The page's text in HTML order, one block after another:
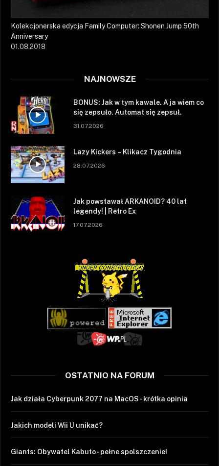
Kolekcjonerska edycja Family Computer: Shonen Jump 50th
Anniversary
01.08.2018
NAJNOWSZE
BONUS: Jak w tym kawale. A ja wiem co
się zepsuło. Automat się zepsuł.
31.07.2026
Lazy Kickers – Klikacz Tygodnia
28.07.2026
Jak powstawał ARKANOID? 40 lat
legendy! | Retro Ex
17.07.2026
OSTATNIO NA FORUM
Jak działa Cyberpunk 2077 na MacOS - krótka opinia
Jakich modeli Wii U unikać?
Giants: Obywatel Kabuto - pełne spolszczenie!